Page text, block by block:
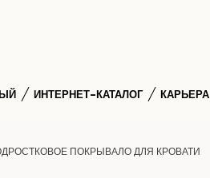
ИНТЕРНЕТ-КАТАЛОГ КАРЬЕРА
ПОКРЫВАЛО ДЛЯ КРОВАТИ